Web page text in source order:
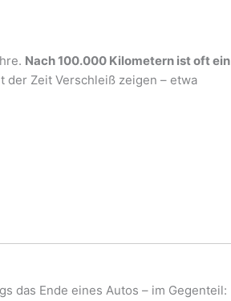
Nach 100.000 Kilometern ist oft ein
der Zeit Verschleiß zeigen – etwa
das Ende eines Autos – im Gegenteil: